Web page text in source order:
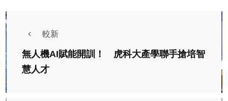
較新
無人機AI賦能開訓！ 虎科大產學聯手搶培智
慧人才